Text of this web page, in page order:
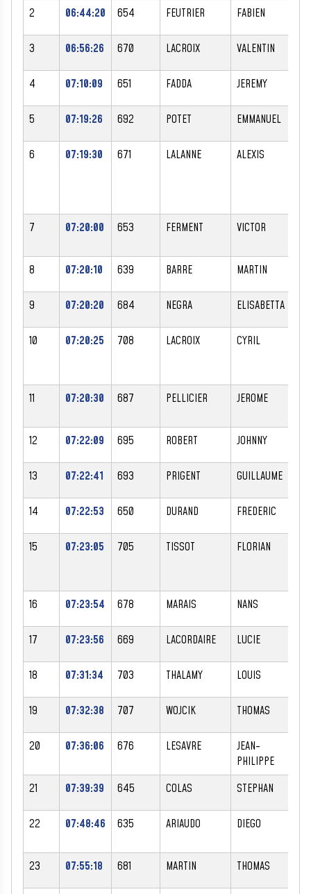
2 06:44:20 654 FEUTRIER FABIEN
3 06:56:26 670 LACROIX VALENTIN
4 07:10:09 651 FADDA JEREMY
5 07:19:26 692 POTET EMMANUEL
6 07:19:30 671 LALANNE ALEXIS
7 07:20:00 653 FERMENT VICTOR
8 07:20:10 639 BARRE MARTIN
9 07:20:20 684 NEGRA ELISABETTA
10 07:20:25 708 LACROIX CYRIL
11 07:20:30 687 PELLICIER JEROME
12 07:22:09 695 ROBERT JOHNNY
13 07:22:41 693 PRIGENT GUILLAUME
14 07:22:53 650 DURAND FREDERIC
15 07:23:05 705 TISSOT FLORIAN
16 07:23:54 678 MARAIS NANS
17 07:23:56 669 LACORDAIRE LUCIE
18 07:31:34 703 THALAMY LOUIS
19 07:32:38 707 WOJCIK THOMAS
20 07:36:06 676 LESAVRE
JEAN-
PHILIPPE
21 07:39:39 645 COLAS STEPHAN
22 07:48:46 635 ARIAUDO DIEGO
23 07:55:18 681 MARTIN THOMAS